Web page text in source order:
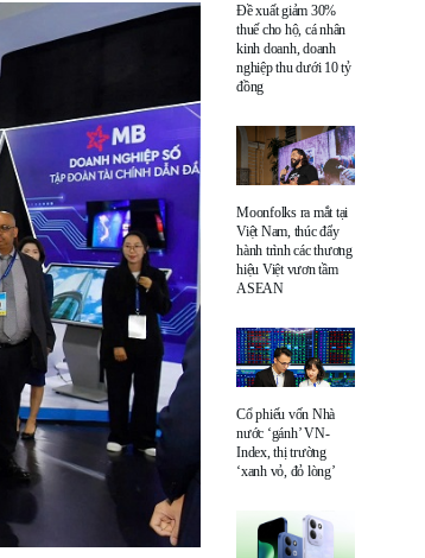
Đề xuất giảm 30%
thuế cho hộ, cá nhân
kinh doanh, doanh
nghiệp thu dưới 10 tỷ
đồng
Moonfolks ra mắt tại
Việt Nam, thúc đẩy
hành trình các thương
hiệu Việt vươn tầm
ASEAN
Cổ phiếu vốn Nhà
nước ‘gánh’ VN-
Index, thị trường
‘xanh vỏ, đỏ lòng’